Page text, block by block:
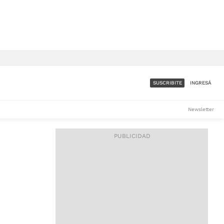
ACCESO FULL - $1.800/MES
SUSCRIBITE INGRESÁ
Newsletter